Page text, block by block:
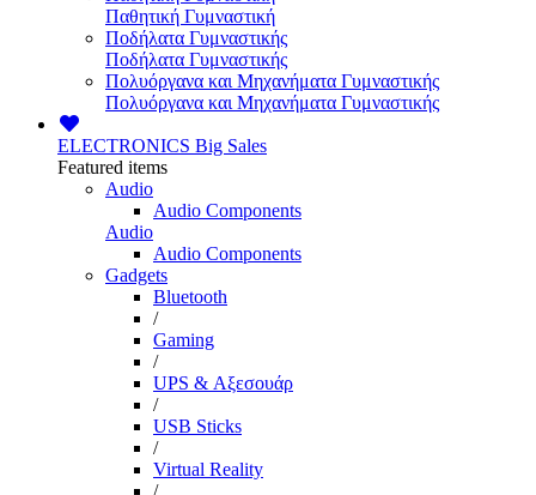
Παθητική Γυμναστική
Ποδήλατα Γυμναστικής
Ποδήλατα Γυμναστικής
Πολυόργανα και Μηχανήματα Γυμναστικής
Πολυόργανα και Μηχανήματα Γυμναστικής
ELECTRONICS Big Sales
Featured items
Audio
Audio Components
Audio
Audio Components
Gadgets
Bluetooth
/
Gaming
/
UPS & Αξεσουάρ
/
USB Sticks
/
Virtual Reality
/